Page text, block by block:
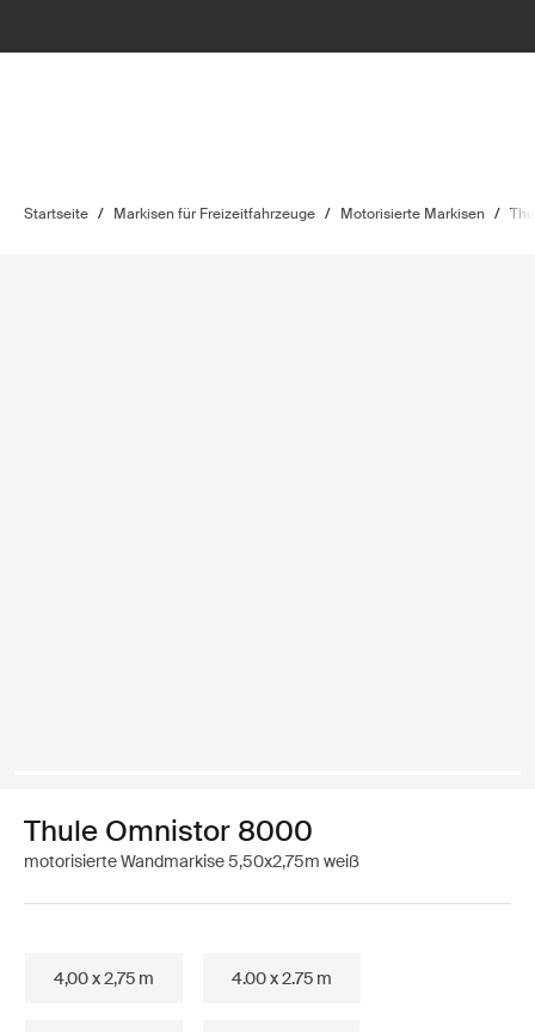
Startseite / Markisen für Freizeitfahrzeuge / Motorisierte Markisen /
Thule Omnistor 8000
motorisierte Wandmarkise 5,50x2,75m weiß
4,00 x 2,75 m 4.00 x 2.75 m